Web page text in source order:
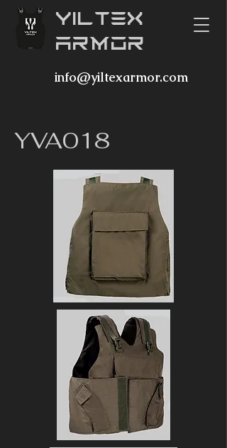
YILTEX
ARMOR
info@yiltexarmor.com
YVA018